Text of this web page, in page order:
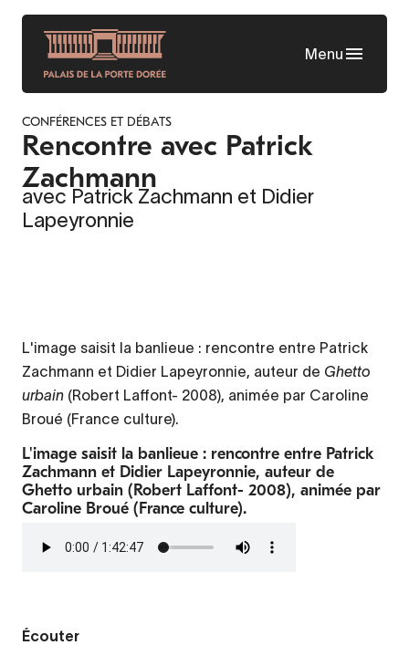
Aller
contenu
principal
Menu
CONFÉRENCES ET DÉBATS
Rencontre avec Patrick
Zachmann
avec Patrick Zachmann et Didier
Lapeyronnie
Contenu
d’origine
L'image saisit la banlieue : rencontre entre Patrick
Zachmann et Didier Lapeyronnie, auteur de Ghetto
urbain (Robert Laffont- 2008), animée par Caroline
Broué (France culture).
L'image saisit la banlieue : rencontre entre Patrick
Zachmann et Didier Lapeyronnie, auteur de
Ghetto urbain (Robert Laffont- 2008), animée par
Caroline Broué (France culture).
audio
Écouter